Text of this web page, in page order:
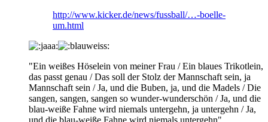
http://www.kicker.de/news/fussball/…-boelle-
um.html
"Ein weißes Höselein von meiner Frau / Ein blaues Trikotlein,
das passt genau / Das soll der Stolz der Mannschaft sein, ja
Mannschaft sein / Ja, und die Buben, ja, und die Madels / Die
sangen, sangen, sangen so wunder-wunderschön /Ja, und die
blau-weiße Fahne wird niemals untergehn, ja untergehn / Ja,
und die blau-weiße Fahne wird niemals untergehn"